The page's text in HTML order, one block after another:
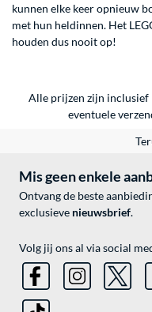
kunnen elke keer opnieuw
met hun heldinnen. Het
houden dus nooit op!
Alle prijzen zijn inclusief
eventuele
Mis geen enkele
Ontvang de beste
exclusieve nieuwsbrief.
Volg jij ons al via social